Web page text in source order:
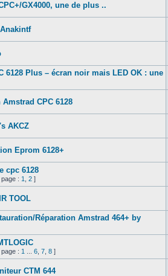
GX4000, une de plus ..
6128 Plus – écran noir mais LED OK : une
Amstrad CPC 6128
AKCZ
Eprom 6128+
cpc 6128
: 1 2 ]
TOOL
Réparation Amstrad 464+ by
: 1 6 7 8 ]
CTM 644